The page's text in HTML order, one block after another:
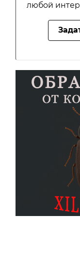
любой